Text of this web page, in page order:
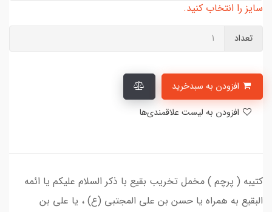
سایز را انتخاب کنید.
تعداد
کتیبه ( پرچم ) مخمل تخریب بقیع با ذکر السلام علیکم یا ائمه
البقیع به همراه یا حسن بن علی المجتبی (ع) ، یا علی بن